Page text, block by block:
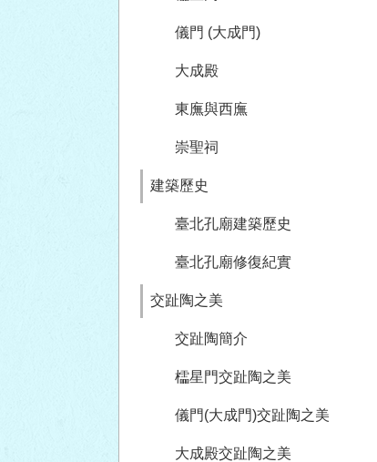
儀門 (大成門)
大成殿
東廡與西廡
崇聖祠
建築歷史
臺北孔廟建築歷史
臺北孔廟修復紀實
交趾陶之美
交趾陶簡介
櫺星門交趾陶之美
儀門(大成門)交趾陶之美
大成殿交趾陶之美